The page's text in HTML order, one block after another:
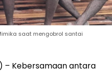
saat mengobrol santai
– Kebersamaan antara